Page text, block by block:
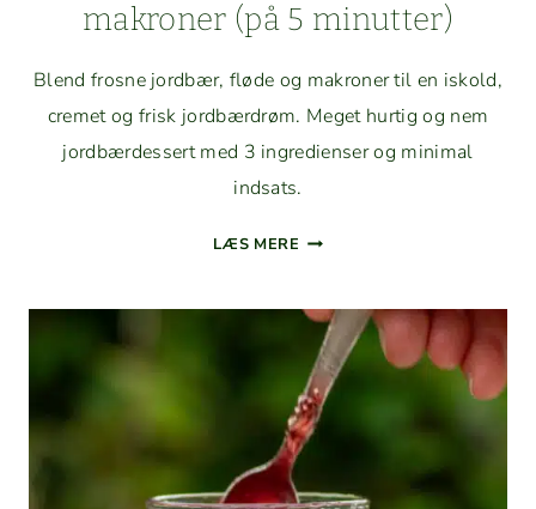
makro­ner (på 5 minutter)
Blend frosne jord­bær, fløde og makro­ner til en iskold,
cremet og frisk jord­bær­drøm. Meget hur­tig og nem
jord­bærdessert med 3 ingre­di­enser og min­i­mal
indsats.
LÆS MERE JORD­
FROSNE
BÆR
OG
MAKRO­
NER
5